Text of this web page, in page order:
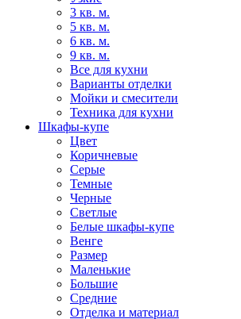
3 кв. м.
5 кв. м.
6 кв. м.
9 кв. м.
Все для кухни
Варианты отделки
Мойки и смесители
Техника для кухни
Шкафы-купе
Цвет
Коричневые
Серые
Темные
Черные
Светлые
Белые шкафы-купе
Венге
Размер
Маленькие
Большие
Средние
Отделка и материал